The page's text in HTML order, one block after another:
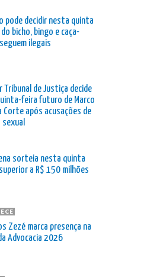
pode decidir nesta quinta
bicho, bingo e caça-
ilegais
Tribunal de Justiça decide
feira futuro de Marco
Corte após acusações de
sorteia nesta quinta
a R$ 150 milhões
Zezé marca presença na
Advocacia 2026